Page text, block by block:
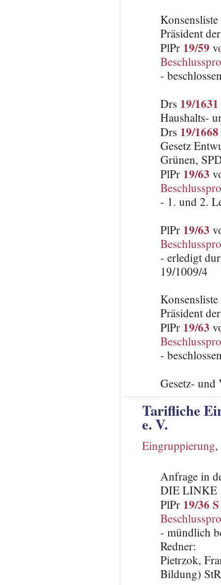
Präsident
PlPr 19/59
-
Drs 19/1631
Haushalts-
Drs 19/1668
Gesetz
Grünen,
PlPr 19/63
- 1. und 2.
PlPr 19/63
- erledigt
19/1009/4
Präsident
PlPr 19/63
-
Gesetz-
Tarifliche
e. V.
Eingruppierung,
Anfrage in
DIE LINKE
PlPr 19/36 S
- mündlich
Redner:
Pietrzok,
Bildung)